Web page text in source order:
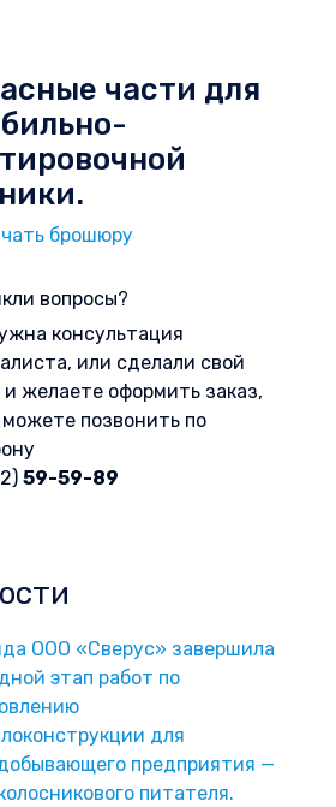
части для
брошюру
вопросы?
консультация
или сделали свой
и желаете оформить заказ,
позвонить по
59-59-89
ООО «Сверус» завершила
этап работ по
для
предприятия —
питателя.